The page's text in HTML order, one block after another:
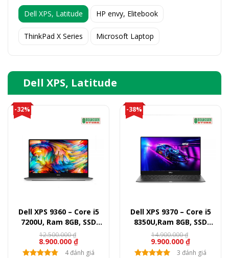
Dell XPS, Latitude HP envy, Elitebook
ThinkPad X Series Microsoft Laptop
Dell XPS, Latitude
-32%
Dell XPS 9360 – Core i5
7200U, Ram 8GB, SSD
256GB, 13.3″ FullHD
8.900.000₫
12.500.000₫
4 đánh giá
-38%
Dell XPS 9370 – Core i5
8350U,Ram 8GB, SSD
256GB, 13.3″ FullHD
9.900.000₫
14.900.000₫
3 đánh giá